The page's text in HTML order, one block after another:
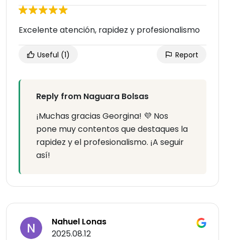
Excelente atención, rapidez y profesionalismo
Useful (1) Report
Reply from Naguara Bolsas
¡Muchas gracias Georgina! 💜 Nos
pone muy contentos que destaques la
rapidez y el profesionalismo. ¡A seguir
así!
Nahuel Lonas
2025.08.12